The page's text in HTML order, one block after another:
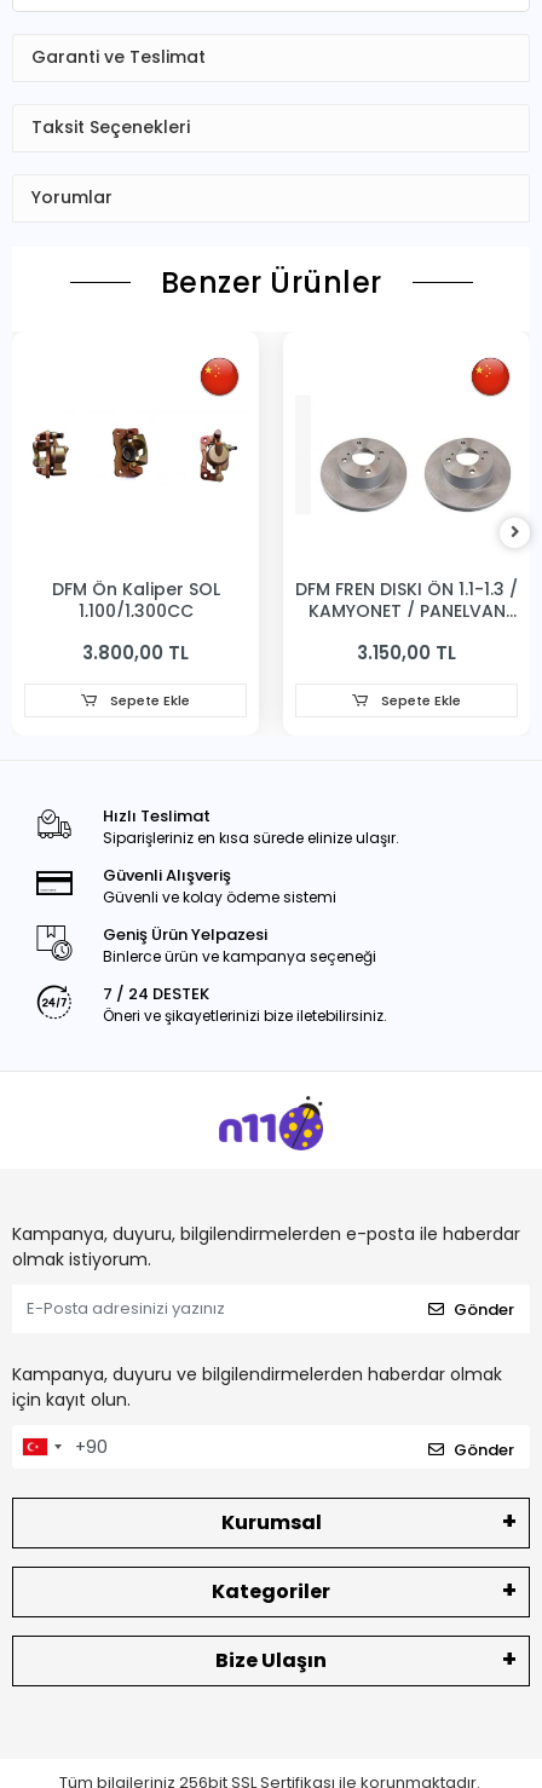
Garanti ve Teslimat
Taksit Seçenekleri
Yorumlar
Benzer Ürünler
DFM Ön Kaliper SOL
1,100/1,300CC
3.800,00 TL
Sepete Ekle
DFM FREN DISKI ÖN 1.1-1.3 /
KAMYONET / PANELVAN
3.150,00 TL
Sepete Ekle
Hızlı Teslimat
Siparişleriniz en kısa sürede elinize ulaşır.
Güvenli Alışveriş
Güvenli ve kolay ödeme sistemi
Geniş Ürün Yelpazesi
Binlerce ürün ve kampanya seçeneği
7 / 24 DESTEK
Öneri ve şikayetlerinizi bize iletebilirsiniz.
Kampanya, duyuru, bilgilendirmelerden e-posta ile haberdar
olmak istiyorum.
Gönder
Kampanya, duyuru ve bilgilendirmelerden haberdar olmak
için kayıt olun.
Gönder
Kurumsal
Kategoriler
Bize Ulaşın
Tüm bilgileriniz 256bit SSL Sertifikası ile korunmaktadır.